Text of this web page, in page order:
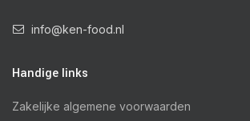
info@ken-food.nl
Handige links
Zakelijke algemene voorwaarden